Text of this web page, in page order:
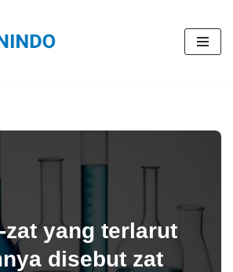
zat yang terlarut
disebut zat